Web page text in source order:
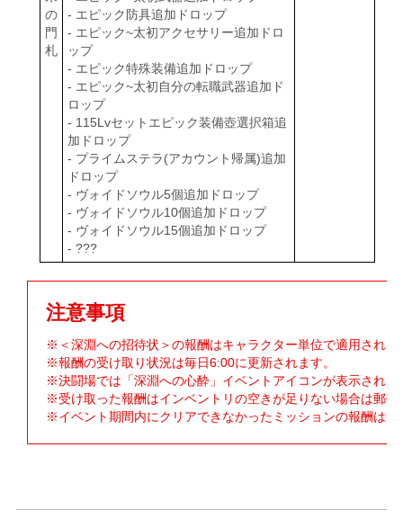
の
門
札
- エピック防具追加ドロップ
- エピック~太初アクセサリー追加ドロ
ップ
- エピック特殊装備追加ドロップ
- エピック~太初自分の転職武器追加ド
ロップ
- 115Lvセットエピック装備壺選択箱追
加ドロップ
- プライムステラ(アカウント帰属)追加
ドロップ
- ヴォイドソウル5個追加ドロップ
- ヴォイドソウル10個追加ドロップ
- ヴォイドソウル15個追加ドロップ
- ???
注意事項
※＜深淵への招待状＞の報酬はキャラクター単位で適用され
※報酬の受け取り状況は毎日6:00に更新されます。
※決闘場では「深淵への心酔」イベントアイコンが表示されま
※受け取った報酬はインベントリの空きが足りない場合は郵
※イベント期間内にクリアできなかったミッションの報酬は